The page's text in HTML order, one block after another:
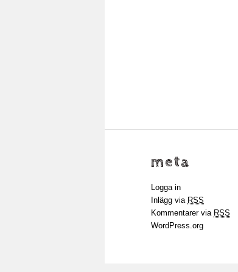
meta
Logga in
Inlägg via RSS
Kommentarer via RSS
WordPress.org